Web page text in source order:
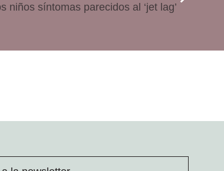
niños síntomas parecidos al ‘jet lag’